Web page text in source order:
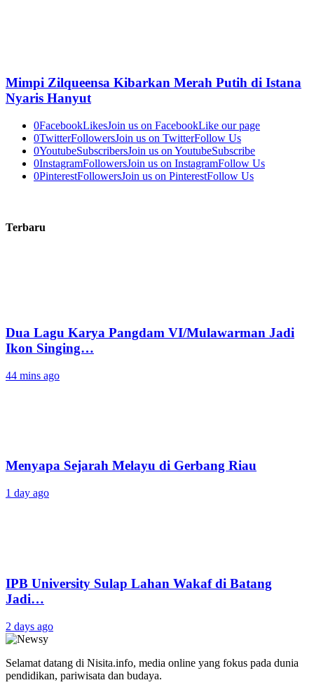
Mimpi Zilqueensa Kibarkan Merah Putih di Istana
Nyaris Hanyut
0FacebookLikesJoin us on FacebookLike our page
0TwitterFollowersJoin us on TwitterFollow Us
0YoutubeSubscribersJoin us on YoutubeSubscribe
0InstagramFollowersJoin us on InstagramFollow Us
0PinterestFollowersJoin us on PinterestFollow Us
Terbaru
Dua Lagu Karya Pangdam VI/Mulawarman Jadi
Ikon Singing…
44 mins ago
Menyapa Sejarah Melayu di Gerbang Riau
1 day ago
IPB University Sulap Lahan Wakaf di Batang
Jadi…
2 days ago
Selamat datang di Nisita.info, media online yang fokus pada dunia
pendidikan, pariwisata dan budaya.